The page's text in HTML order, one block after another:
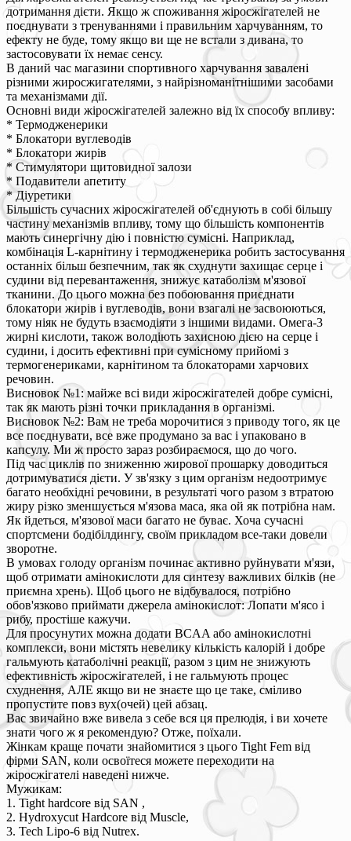
дотримання дієти. Якщо ж споживання жіросжігателей не
поєднувати з тренуваннями і правильним харчуванням, то
ефекту не буде, тому якщо ви ще не встали з дивана, то
застосовувати їх немає сенсу.
В даний час магазини спортивного харчування завалені
різними жиросжигателями, з найрізноманітнішими засобами
та механізмами дії.
Основні види жіросжігателей залежно від їх способу впливу:
* Термодженерики
* Блокатори вуглеводів
* Блокатори жирів
* Стимулятори щитовидної залози
* Подавители апетиту
* Діуретики
Більшість сучасних жіросжігателей об'єднують в собі більшу
частину механізмів впливу, тому що більшість компонентів
мають синергічну дію і повністю сумісні. Наприклад,
комбінація L-карнітину і термодженерика робить застосування
останніх більш безпечним, так як схуднути захищає серце і
судини від перевантаження, знижує катаболізм м'язової
тканини. До цього можна без побоювання приєднати
блокатори жирів і вуглеводів, вони взагалі не засвоюються,
тому ніяк не будуть взаємодіяти з іншими видами. Омега-3
жирні кислоти, також володіють захисною дією на серце і
судини, і досить ефективні при сумісному прийомі з
термогенериками, карнітином та блокаторами харчових
речовин.
Висновок №1: майже всі види жіросжігателей добре сумісні,
так як мають різні точки прикладання в організмі.
Висновок №2: Вам не треба морочитися з приводу того, як це
все поєднувати, все вже продумано за вас і упаковано в
капсулу. Ми ж просто зараз розбираємося, що до чого.
Під час циклів по зниженню жирової прошарку доводиться
дотримуватися дієти. У зв'язку з цим організм недоотримує
багато необхідні речовини, в результаті чого разом з втратою
жиру різко зменшується м'язова маса, яка ой як потрібна нам.
Як йдеться, м'язової маси багато не буває. Хоча сучасні
спортсмени бодібілдингу, своїм прикладом все-таки довели
зворотне.
В умовах голоду організм починає активно руйнувати м'язи,
щоб отримати амінокислоти для синтезу важливих білків (не
приємна хрень). Щоб цього не відбувалося, потрібно
обов'язково приймати джерела амінокислот: Лопати м'ясо і
рибу, простіше кажучи.
Для просунутих можна додати BCAA або амінокислотні
комплекси, вони містять невелику кількість калорій і добре
гальмують катаболічні реакції, разом з цим не знижують
ефективність жіросжігателей, і не гальмують процес
схуднення, АЛЕ якщо ви не знаєте що це таке, сміливо
пропустите повз вух(очей) цей абзац.
Вас звичайно вже вивела з себе вся ця прелюдія, і ви хочете
знати чого ж я рекомендую? Отже, поїхали.
Жінкам краще почати знайомитися з цього Tight Fem від
фірми SAN, коли освоїтеся можете переходити на
жіросжігателі наведені нижче.
Мужикам:
1. Tight hardcore від SAN ,
2. Hydroxycut Hardcore від Muscle,
3. Tech Lipo-6 від Nutrex.